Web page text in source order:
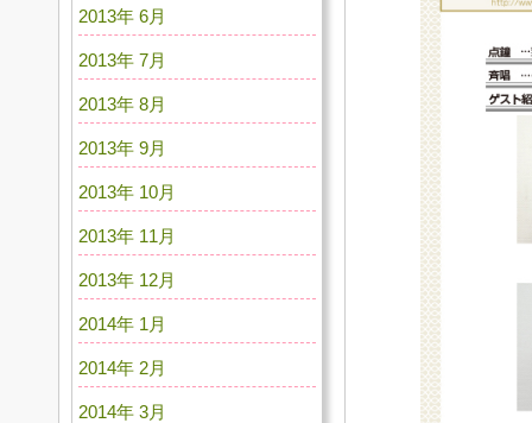
2013年 6月
2013年 7月
2013年 8月
2013年 9月
2013年 10月
2013年 11月
2013年 12月
2014年 1月
2014年 2月
2014年 3月